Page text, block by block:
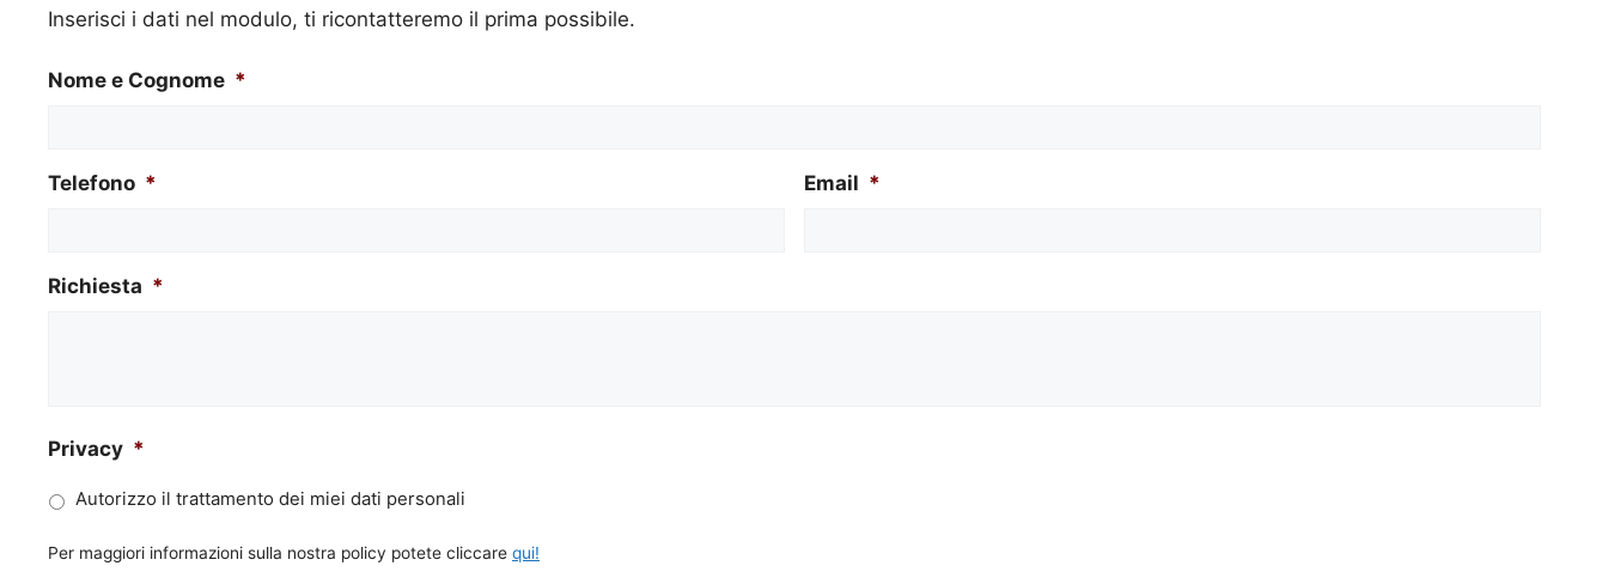
Inserisci i dati nel modulo, ti ricontatteremo il prima possibile.
Nome e Cognome *
Telefono * Email *
Richiesta *
Privacy *
Autorizzo il trattamento dei miei dati personali
Per maggiori informazioni sulla nostra policy potete cliccare qui!